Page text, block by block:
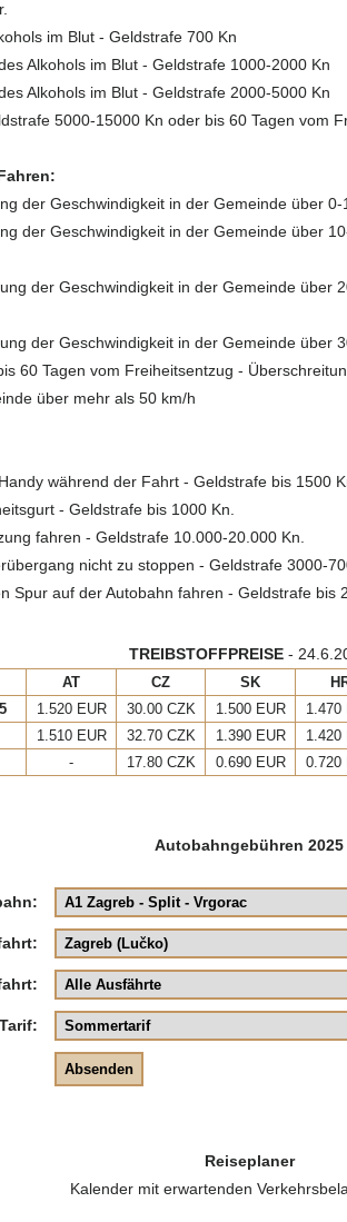
im Blut - Geldstrafe 700 Kn
Alkohols im Blut - Geldstrafe 1000-2000 Kn
Alkohols im Blut - Geldstrafe 2000-5000 Kn
5000-15000 Kn oder bis 60 Tagen vom
der Geschwindigkeit in der Gemeinde über 0-
der Geschwindigkeit in der Gemeinde über
der Geschwindigkeit in der Gemeinde über
der Geschwindigkeit in der Gemeinde über
60 Tagen vom Freiheitsentzug -
über mehr als 50 km/h
während der Fahrt - Geldstrafe bis 1500
- Geldstrafe bis 1000 Kn.
fahren - Geldstrafe 10.000-20.000 Kn.
nicht zu stoppen - Geldstrafe 3000-
Spur auf der Autobahn fahren - Geldstrafe bis
TREIBSTOFFPREISE -
AT CZ SK
1.520 EUR 30.00 CZK 1.500 EUR 1.470
1.510 EUR 32.70 CZK 1.390 EUR 1.420
- 17.80 CZK 0.690 EUR 0.720
Autobahngebühren 2025
Tarif:
Reiseplaner
Kalender mit erwartenden